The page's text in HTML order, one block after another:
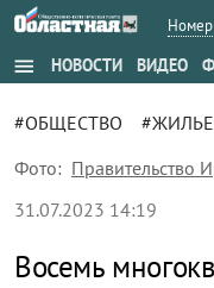
menu НОВОСТИ ВИДЕО
#ОБЩЕСТВО #ЖИЛЬЕ
Фото: Правительство
31.07.2023 14:19
Восемь